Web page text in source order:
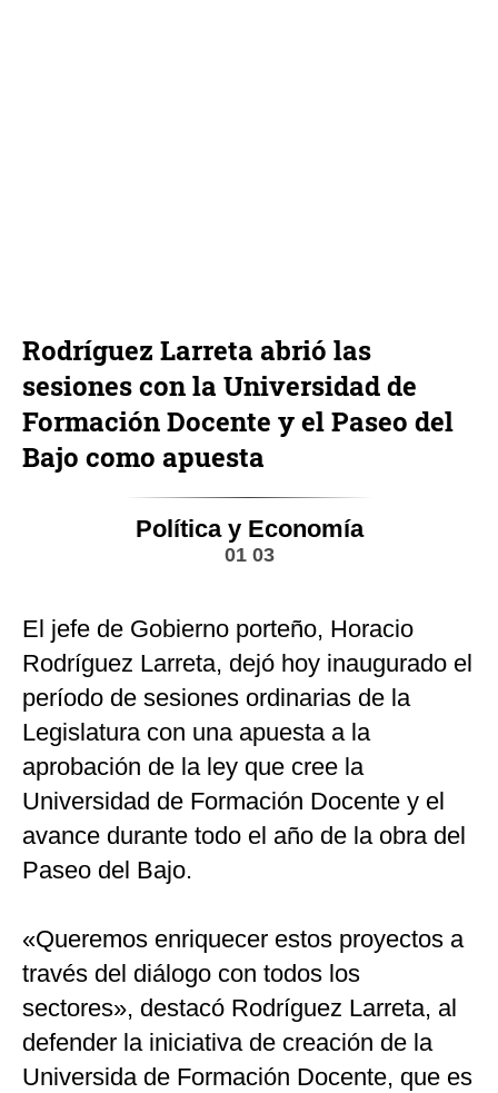
Rodríguez Larreta abrió las
sesiones con la Universidad de
Formación Docente y el Paseo del
Bajo como apuesta
Política y Economía
01 03
El jefe de Gobierno porteño, Horacio
Rodríguez Larreta, dejó hoy inaugurado el
período de sesiones ordinarias de la
Legislatura con una apuesta a la
aprobación de la ley que cree la
Universidad de Formación Docente y el
avance durante todo el año de la obra del
Paseo del Bajo.
«Queremos enriquecer estos proyectos a
través del diálogo con todos los
sectores», destacó Rodríguez Larreta, al
defender la iniciativa de creación de la
Universida de Formación Docente, que es